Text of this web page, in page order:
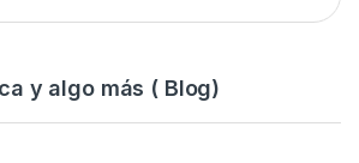
y algo más ( Blog)